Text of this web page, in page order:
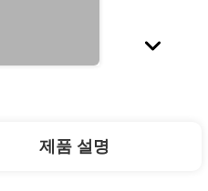
제품 설명